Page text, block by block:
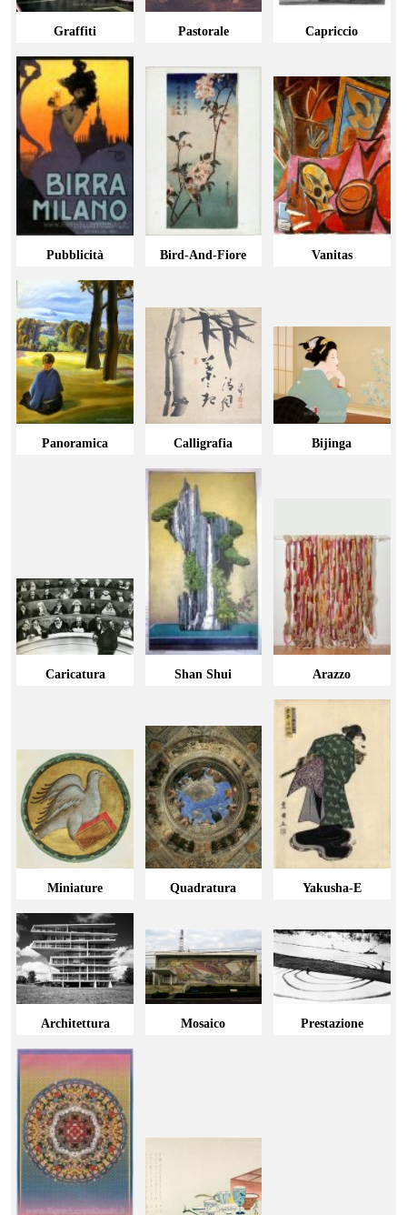
Graffiti Pastorale Capriccio
Pubblicità Bird-And-Fiore Vanitas
Panoramica Calligrafia Bijinga
Caricatura Shan Shui Arazzo
Miniature Quadratura Yakusha-E
Architettura Mosaico Prestazione